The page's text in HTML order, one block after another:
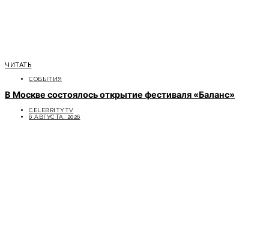
ЧИТАТЬ
СОБЫТИЯ
В Москве состоялось открытие фестиваля «Баланс»
CELEBRITYTV
6 АВГУСТА, 2026